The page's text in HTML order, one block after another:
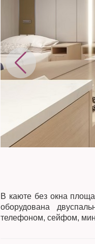
В каюте без окна
оборудована
телефоном, сейфом,